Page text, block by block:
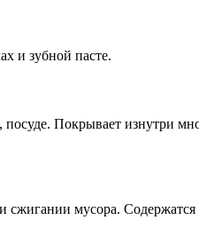
и зубной пасте.
посуде. Покрывает изнутри
мусора.